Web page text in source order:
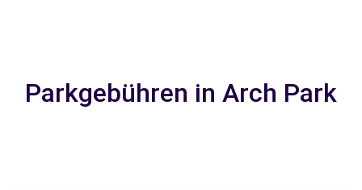
Parkgebühren in Arch Park